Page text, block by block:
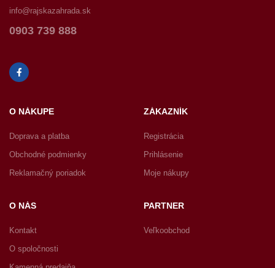
info@rajskazahrada.sk
0903 739 888
O NÁKUPE
Doprava a platba
Obchodné podmienky
Reklamačný poriadok
ZÁKAZNÍK
Registrácia
Prihlásenie
Moje nákupy
O NÁS
Kontakt
O spoločnosti
PARTNER
Veľkoobchod